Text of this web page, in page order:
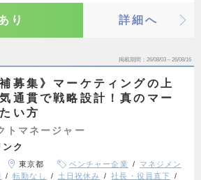
り 詳細へ
掲載期間 26/08/03～26/08/16
募集》マーケティングの上
通貫で戦略設計！真のマー
い方
トマネージャー
ンク
東京都 ベンチャー企業
マネジメン
転勤なし 土日祝休み
社長・役員直下